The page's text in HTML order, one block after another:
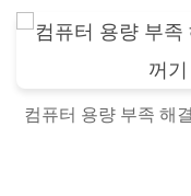
컴퓨터 용량 부족 해